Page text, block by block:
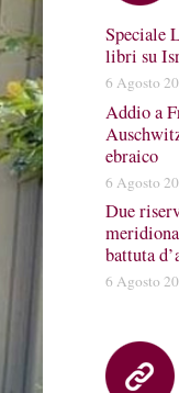
Speciale
libri su
6 Agosto
Addio a
ebraico
6 Agosto
Due
battuta
6 Agosto